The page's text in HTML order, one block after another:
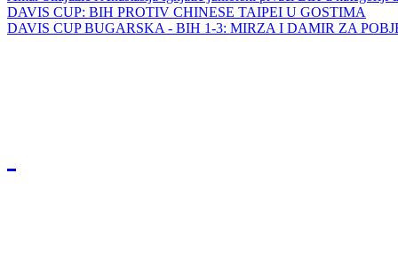
DAVIS CUP: BIH PROTIV CHINESE TAIPEI U GOSTIMA
DAVIS CUP BUGARSKA - BIH 1-3: MIRZA I DAMIR ZA